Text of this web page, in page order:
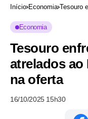
Início Economia Tesouro
Economia
Tesouro
atrelados ao
na oferta
16/10/2025 15h30